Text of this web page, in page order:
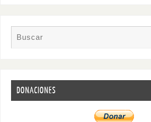
DONACIONES